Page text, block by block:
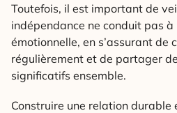
Toutefois, il est important de
indépendance ne conduit pas à
émotionnelle, en s’assurant de
régulièrement et de partager
significatifs ensemble.
Construire une relation durable